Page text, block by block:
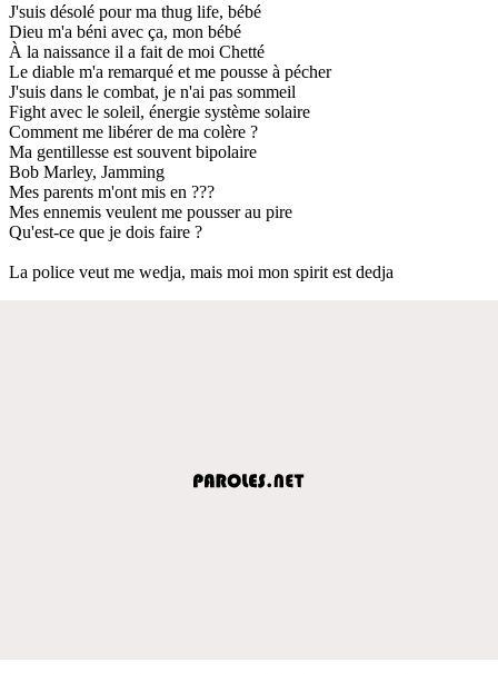
J'suis désolé pour ma thug life, bébé
Dieu m'a béni avec ça, mon bébé
À la naissance il a fait de moi Chetté
Le diable m'a remarqué et me pousse à pécher
J'suis dans le combat, je n'ai pas sommeil
Fight avec le soleil, énergie système solaire
Comment me libérer de ma colère ?
Ma gentillesse est souvent bipolaire
Bob Marley, Jamming
Mes parents m'ont mis en ???
Mes ennemis veulent me pousser au pire
Qu'est-ce que je dois faire ?
La police veut me wedja, mais moi mon spirit est dedja